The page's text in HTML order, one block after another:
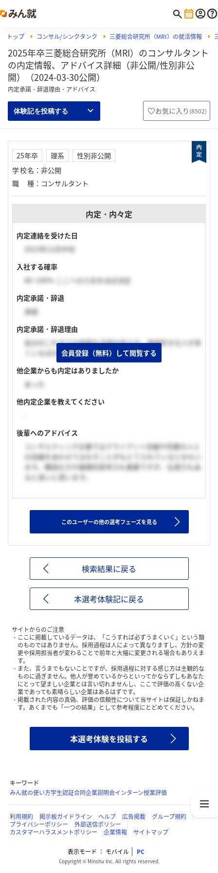
トップ コンサル/シンクタンク 三菱総合研究所（MRI）の就活情報
2025年卒三菱総合研究所（MRI）のコンサルタント
の内定情報、アドバイス詳細（非公開/性別非公
開）（2024-03-30公開）
内定承諾・辞退理由・アドバイス
体験記を投稿する お気に入り (8502)
25年卒 理系
性別非公開
学校名 ： 非公開
職種 ： コンサルタント
内定・内々定
内定連絡を受けた日
2023年12月中旬
入社する確率
80~100% ここへの入社をほぼ決定
内定承諾・辞退
承諾
内定承諾・辞退理由
自分のこれまでの経歴を活用出来る点。議論好きな人が多
くいる点が入社理由です。
他企業からも内定はありましたか
あった
他内定企業を教えてください
後輩へのアドバイス
コンサルティング企業ではクライアント目線や同業の人と
の目線をあわせてはなすことがもとてられているとおもい
ます。構造化力や論理的思考力も重要ですが、伝達力もあ
ると良いと思います。
会員登録（無料）して閲覧する
このユーザーの他の選考フェーズを見る
検索結果に戻る
本選考体験記に戻る
サイトからのご注意
ここに掲載しているデータは、「こうすれば必ずうまくいく」という類
のものではありません。採用過程は人によって異なりますし、方針の変
更や採用担当者が変わることで前年と大幅に変更される場合もありえま
す。
また、言うまでもないことですが、採用過程に対する感じ方は主観的な
ものに過ぎません。他人が誉めているからといってかならずしもあなた
にとって望ましい企業とは言い切れませんし、ここで評価の高くない企
業であっても素晴らしい企業はあるはずです。
掲載された内容の真偽、評価の信頼性について当サイトは保証しかねま
す。あくまでも「一つの結果」として参考程度にとどめてください。
本選考体験を投稿する
キーワード
みん就の使い方学生認証合同企業説明会インターン授業評価
利用規約 掲示板ガイドライン ヘルプ 広告掲載
グループ規約
プライバシーポリシー
外部送信ポリシー
カスタマーハラスメントポリシー
企業情報 サイトマップ
表示モード モバイル PC
Copyright © Minshu Inc. All rights reserved.